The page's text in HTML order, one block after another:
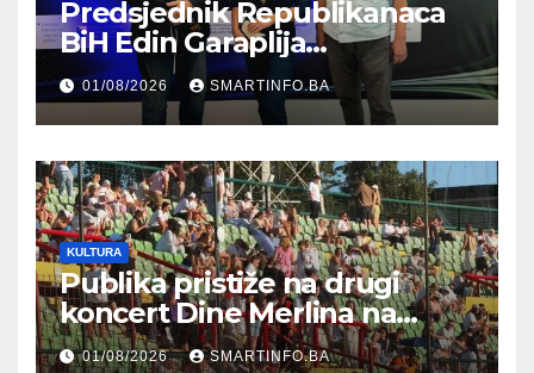
Predsjednik Republikanaca
BiH Edin Garaplija
prisustvovao prezentaciji
Federalnog sajma
zapošljavanja
01/08/2026 SMARTINFO.BA
KULTURA
Publika pristiže na drugi
koncert Dine Merlina na
Koševu
01/08/2026 SMARTINFO.BA